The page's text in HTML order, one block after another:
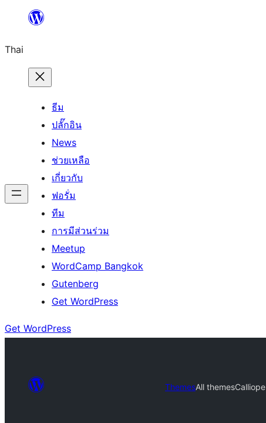
ยัง
เนื้อหา
Thai
ธีม
ปลั๊กอิน
News
ช่วยเหลือ
เกี่ยวกับ
ฟอรั่ม
ทีม
การมีส่วนร่วม
Meetup
WordCamp Bangkok
Gutenberg
Get WordPress
Get WordPress
ThemesAll themesCalliope